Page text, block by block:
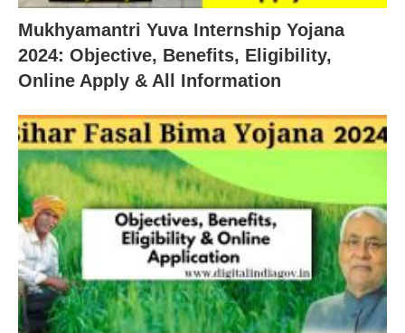
Mukhyamantri Yuva Internship Yojana
2024: Objective, Benefits, Eligibility,
Online Apply & All Information